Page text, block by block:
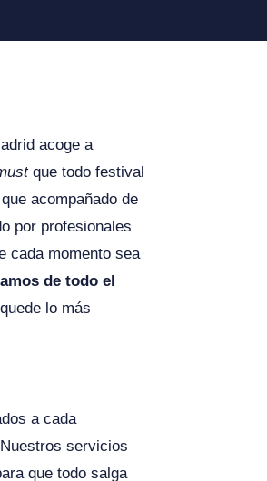
acoge a
que todo festival
acompañado de
por profesionales
cada momento sea
de todo el
lo más
a cada
servicios
que todo salga